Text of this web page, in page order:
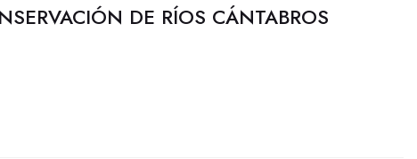
DE RÍOS CÁNTABROS